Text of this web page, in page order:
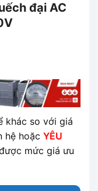
đại AC
khác so với giá
hệ hoặc YÊU
mức giá ưu